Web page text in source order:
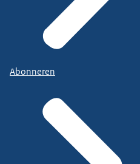
Abonneren